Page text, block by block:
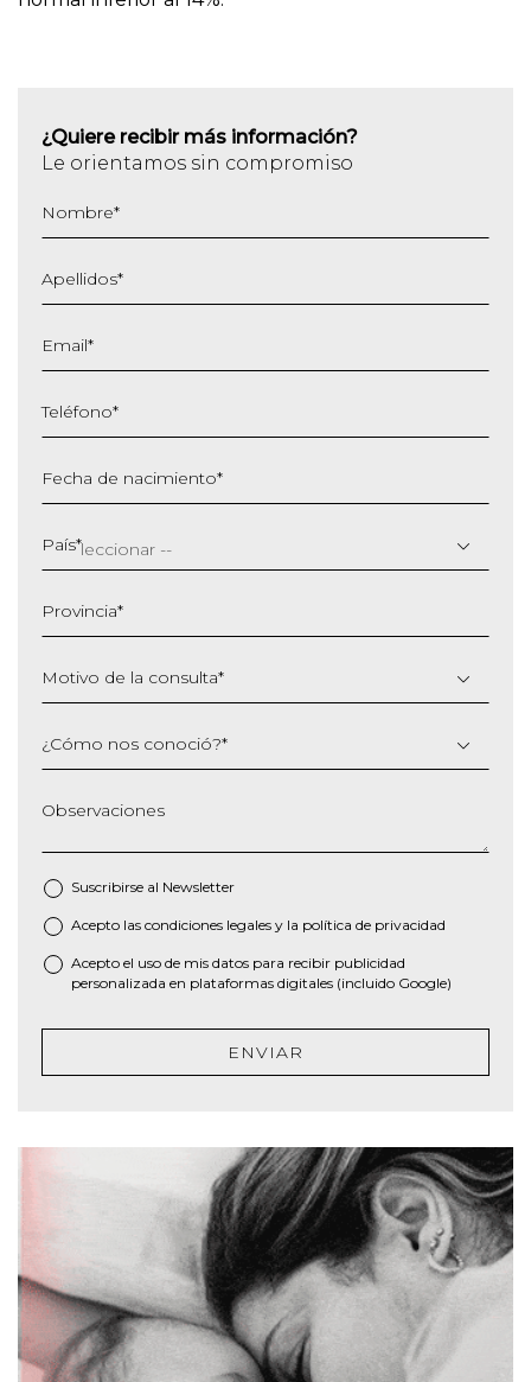
¿Quiere recibir más información?
Le orientamos sin compromiso
Nombre*
Apellidos*
Email*
Teléfono*
Fecha de nacimiento*
barra
MM
AAAA
País*
Provincia*
Motivo de la consulta*
¿Cómo nos conoció?*
Observaciones
Suscribirse al Newsletter
* Acepto las condiciones legales y la política de privacidad
Acepto el uso de mis datos para recibir publicidad
personalizada en plataformas digitales (incluido Google)
ENVIAR